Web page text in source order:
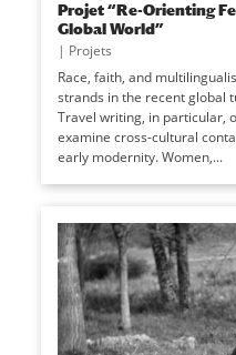
Projet “Re-Orienting
Global World”
| Projets
Race, faith, and
strands in the recent global
Travel writing, in particular,
examine cross-cultural
early modernity. Women,...